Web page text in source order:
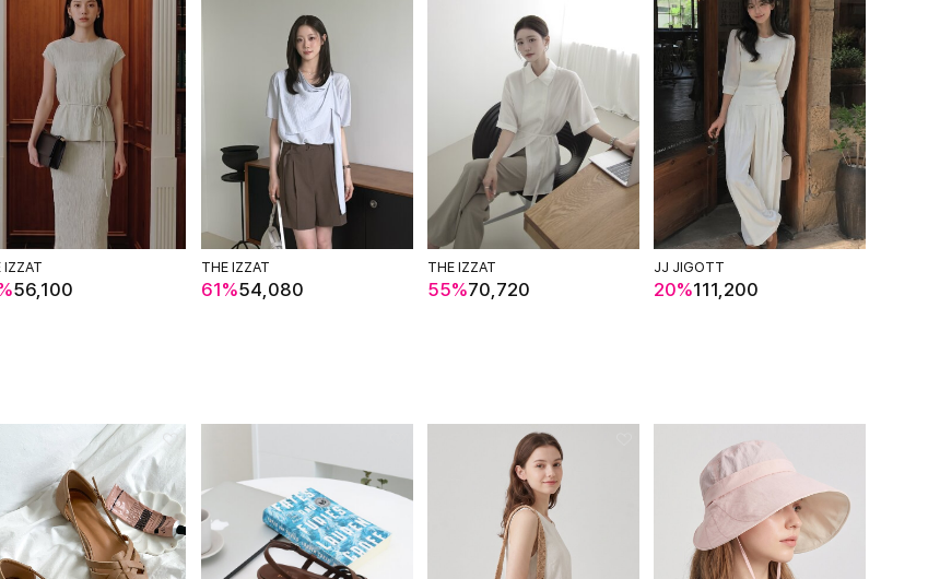
IZZAT
56,100
THE IZZAT
54,080
61%
THE IZZAT
70,720
55%
JJ JIGOTT
111,200
20%